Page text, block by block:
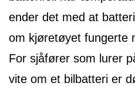
ender det med at
om kjøretøyet fungerte
For sjåfører som lurer
vite om et bilbatteri er